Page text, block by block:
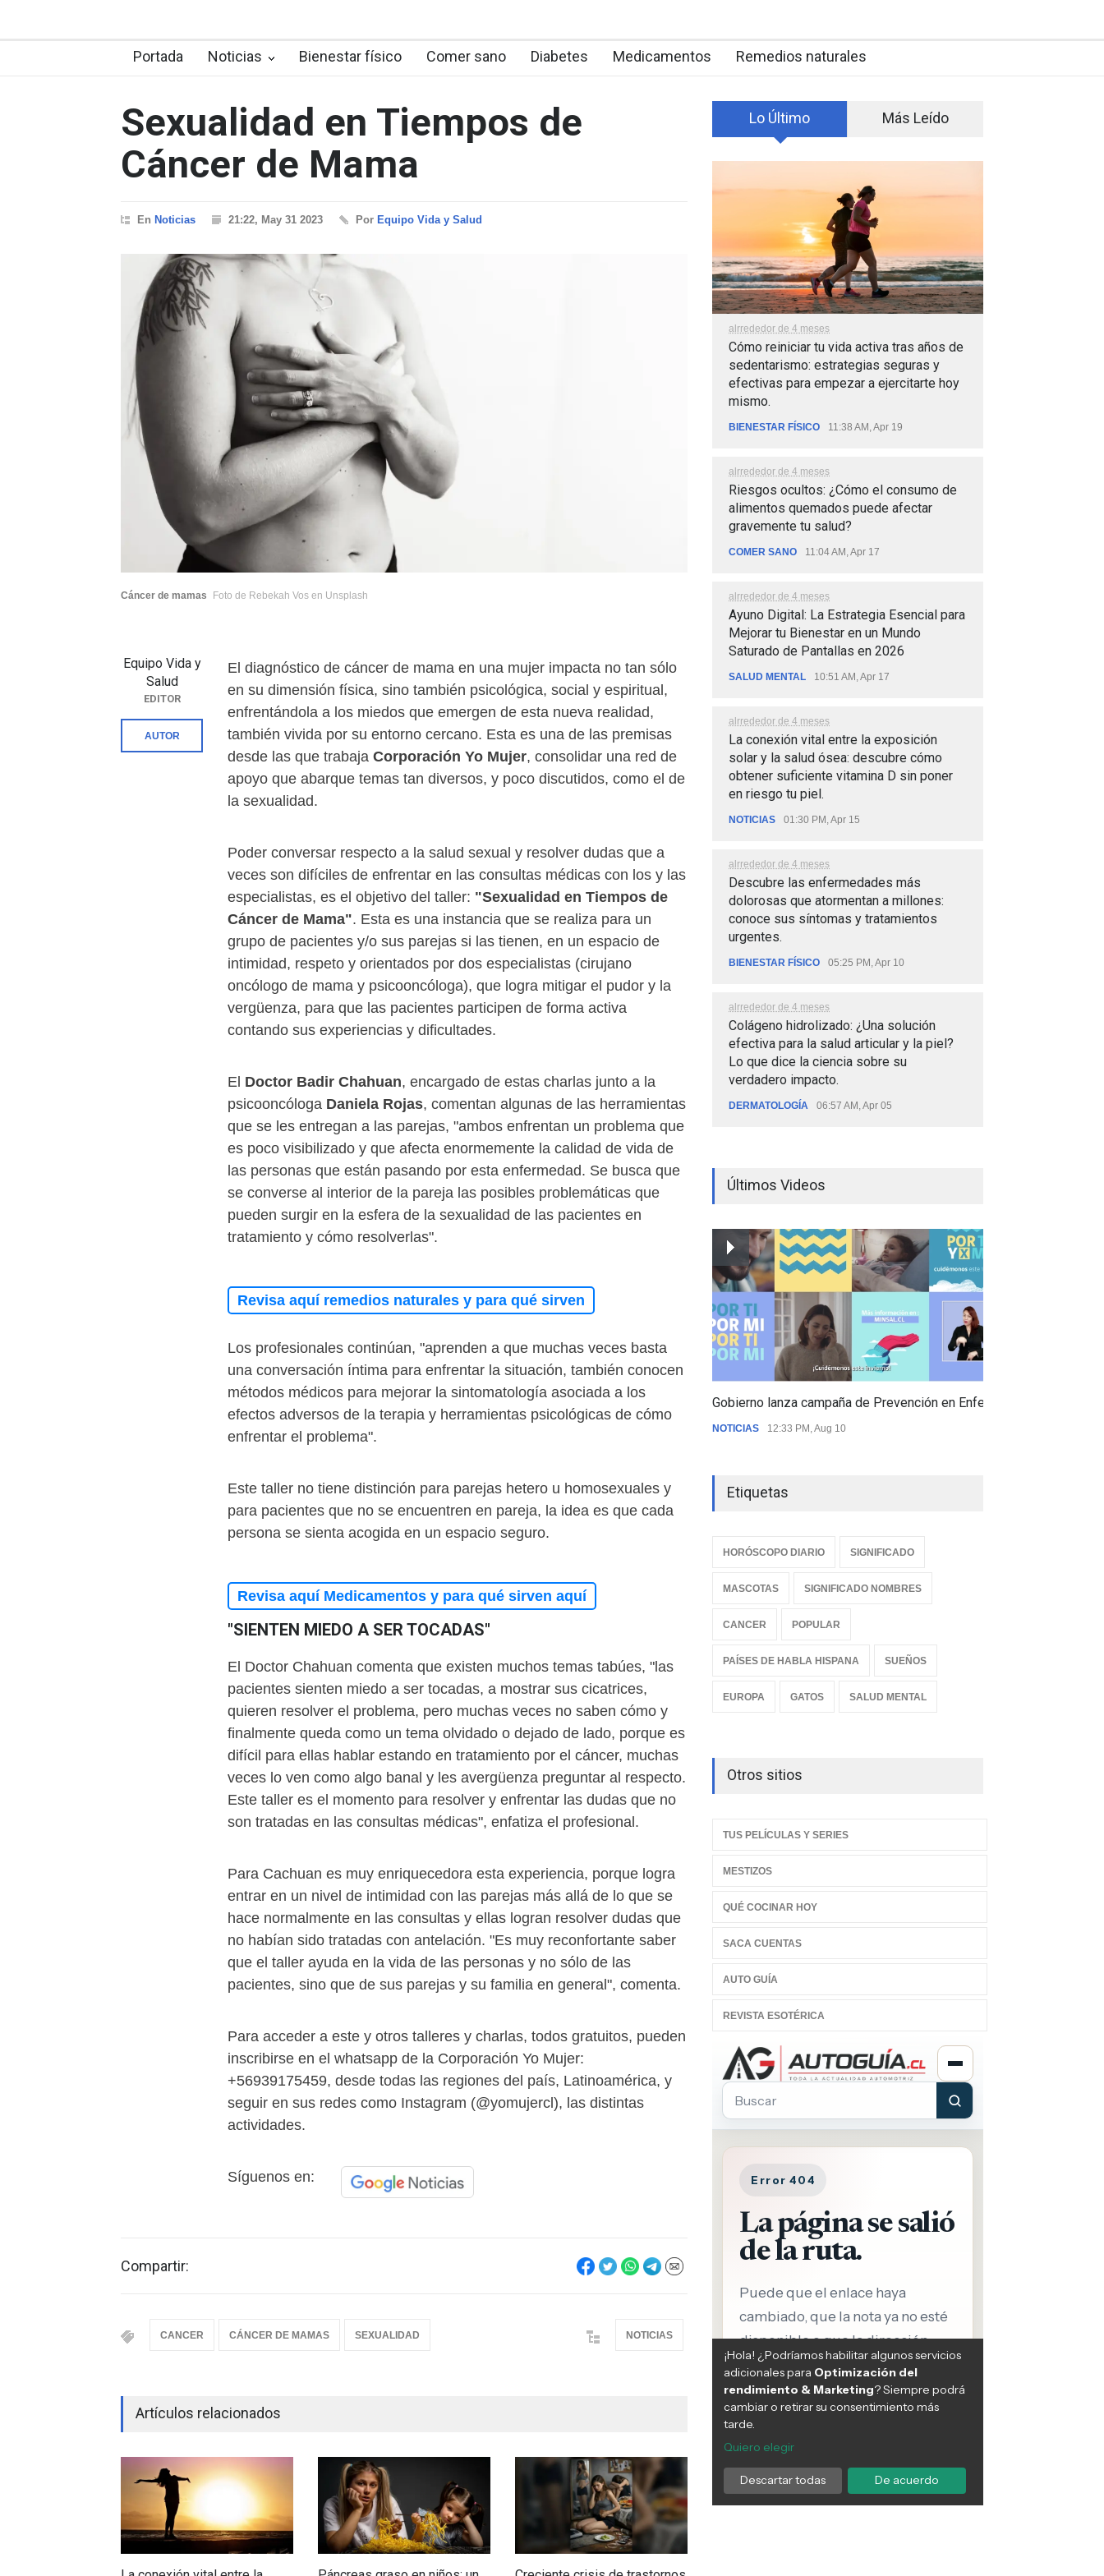
Portada Noticias Bienestar físico Comer sano Diabetes Medicamentos Remedios naturales
Sexualidad en Tiempos de
Cáncer de Mama
En Noticias 21:22, May 31 2023 Por Equipo Vida y Salud
Cáncer de mamas Foto de Rebekah Vos en Unsplash
El diagnóstico de cáncer de mama en una mujer impacta no tan sólo
en su dimensión física, sino también psicológica, social y espiritual,
enfrentándola a los miedos que emergen de esta nueva realidad,
también vivida por su entorno cercano. Esta es una de las premisas
desde las que trabaja Corporación Yo Mujer, consolidar una red de
apoyo que abarque temas tan diversos, y poco discutidos, como el de
la sexualidad.
Poder conversar respecto a la salud sexual y resolver dudas que a
veces son difíciles de enfrentar en las consultas médicas con los y las
especialistas, es el objetivo del taller: "Sexualidad en Tiempos de
Cáncer de Mama". Esta es una instancia que se realiza para un
grupo de pacientes y/o sus parejas si las tienen, en un espacio de
intimidad, respeto y orientados por dos especialistas (cirujano
oncólogo de mama y psicooncóloga), que logra mitigar el pudor y la
vergüenza, para que las pacientes participen de forma activa
contando sus experiencias y dificultades.
El Doctor Badir Chahuan, encargado de estas charlas junto a la
psicooncóloga Daniela Rojas, comentan algunas de las herramientas
que se les entregan a las parejas, "ambos enfrentan un problema que
es poco visibilizado y que afecta enormemente la calidad de vida de
las personas que están pasando por esta enfermedad. Se busca que
se converse al interior de la pareja las posibles problemáticas que
pueden surgir en la esfera de la sexualidad de las pacientes en
tratamiento y cómo resolverlas".
Revisa aquí remedios naturales y para qué sirven
Los profesionales continúan, "aprenden a que muchas veces basta
una conversación íntima para enfrentar la situación, también conocen
métodos médicos para mejorar la sintomatología asociada a los
efectos adversos de la terapia y herramientas psicológicas de cómo
enfrentar el problema".
Este taller no tiene distinción para parejas hetero u homosexuales y
para pacientes que no se encuentren en pareja, la idea es que cada
persona se sienta acogida en un espacio seguro.
Revisa aquí Medicamentos y para qué sirven aquí
"SIENTEN MIEDO A SER TOCADAS"
El Doctor Chahuan comenta que existen muchos temas tabúes, "las
pacientes sienten miedo a ser tocadas, a mostrar sus cicatrices,
quieren resolver el problema, pero muchas veces no saben cómo y
finalmente queda como un tema olvidado o dejado de lado, porque es
difícil para ellas hablar estando en tratamiento por el cáncer, muchas
veces lo ven como algo banal y les avergüenza preguntar al respecto.
Este taller es el momento para resolver y enfrentar las dudas que no
son tratadas en las consultas médicas", enfatiza el profesional.
Para Cachuan es muy enriquecedora esta experiencia, porque logra
entrar en un nivel de intimidad con las parejas más allá de lo que se
hace normalmente en las consultas y ellas logran resolver dudas que
no habían sido tratadas con antelación. "Es muy reconfortante saber
que el taller ayuda en la vida de las personas y no sólo de las
pacientes, sino que de sus parejas y su familia en general", comenta.
Para acceder a este y otros talleres y charlas, todos gratuitos, pueden
inscribirse en el whatsapp de la Corporación Yo Mujer:
+56939175459, desde todas las regiones del país, Latinoamérica, y
seguir en sus redes como Instagram (@yomujercl), las distintas
actividades.
Síguenos en:
Equipo Vida y
Salud
EDITOR
AUTOR
Compartir:
CANCER CÁNCER DE MAMAS SEXUALIDAD NOTICIAS
Artículos relacionados
Lo Último Más Leído
alrrededor de 4 meses
Cómo reiniciar tu vida activa tras años de
sedentarismo: estrategias seguras y
efectivas para empezar a ejercitarte hoy
mismo.
BIENESTAR FÍSICO 11:38 AM, Apr 19
alrrededor de 4 meses
Riesgos ocultos: ¿Cómo el consumo de
alimentos quemados puede afectar
gravemente tu salud?
COMER SANO 11:04 AM, Apr 17
alrrededor de 4 meses
Ayuno Digital: La Estrategia Esencial para
Mejorar tu Bienestar en un Mundo
Saturado de Pantallas en 2026
SALUD MENTAL 10:51 AM, Apr 17
alrrededor de 4 meses
La conexión vital entre la exposición
solar y la salud ósea: descubre cómo
obtener suficiente vitamina D sin poner
en riesgo tu piel.
NOTICIAS 01:30 PM, Apr 15
alrrededor de 4 meses
Descubre las enfermedades más
dolorosas que atormentan a millones:
conoce sus síntomas y tratamientos
urgentes.
BIENESTAR FÍSICO 05:25 PM, Apr 10
alrrededor de 4 meses
Colágeno hidrolizado: ¿Una solución
efectiva para la salud articular y la piel?
Lo que dice la ciencia sobre su
verdadero impacto.
DERMATOLOGÍA 06:57 AM, Apr 05
Últimos Videos
Gobierno lanza campaña de Prevención en Enfermedades
NOTICIAS 12:33 PM, Aug 10
Etiquetas
HORÓSCOPO DIARIO SIGNIFICADO
MASCOTAS SIGNIFICADO NOMBRES
CANCER POPULAR
PAÍSES DE HABLA HISPANA SUEÑOS
EUROPA GATOS SALUD MENTAL
Otros sitios
TUS PELÍCULAS Y SERIES
MESTIZOS
QUÉ COCINAR HOY
SACA CUENTAS
AUTO GUÍA
REVISTA ESOTÉRICA